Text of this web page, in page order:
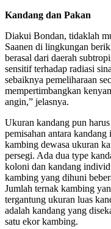
Kandang dan Pakan
Diakui Bondan, tidaklah
Saanen di lingkungan
berasal dari daerah
sensitif terhadap radiasi
sebaiknya pemeliharaan
mempertimbangkan
angin,” jelasnya.
Ukuran kandang pun
pemisahan antara
kambing dewasa ukuran
persegi. Ada dua type
koloni dan kandang
kambing yang dihuni
Jumlah ternak kambing
tergantung ukuran luas
adalah kandang yang
satu ekor kambing.